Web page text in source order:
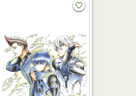
favorite_border